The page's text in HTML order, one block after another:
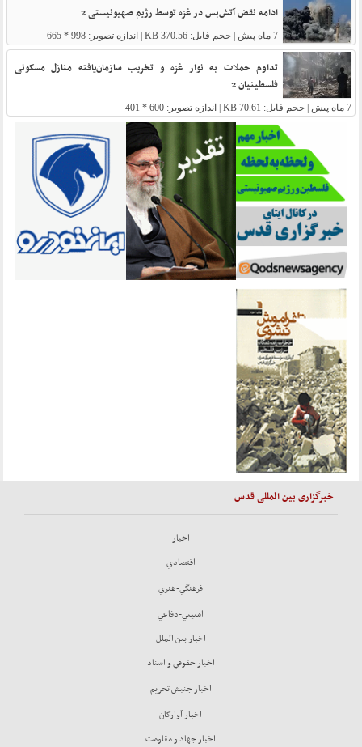
ادامه نقض آتش‌بس در غزه توسط رژیم صهیونیستی 2
7 ماه پیش | حجم فایل: 370.56 KB | اندازه تصویر: 998 * 665
تداوم حملات به نوار غزه و تخریب سازمان‌یافته منازل مسکونی
فلسطینیان 2
7 ماه پیش | حجم فایل: 70.61 KB | اندازه تصویر: 600 * 401
خبرگزاری بین المللی قدس
اخبار
اقتصادي
فرهنگي-هنري
امنيتي-دفاعي
اخبار بين الملل
اخبار حقوقي و اسناد
اخبار جنبش تحريم
اخبار آوارگان
اخبار جهاد و مقاومت